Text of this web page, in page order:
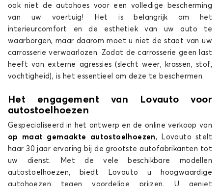
MULTIPLA
Stoelhoezen voor FIAT MULTIPLA
PANDA
ook niet de autohoes voor een volledige bescherming
van uw voertuig! Het is belangrijk om het
interieurcomfort en de esthetiek van uw auto te
waarborgen, maar daarom moet u niet de staat van uw
carrosserie verwaarlozen. Zodat de carrosserie geen last
heeft van externe agressies (slecht weer, krassen, stof,
vochtigheid), is het essentieel om deze te beschermen.
Het engagement van Lovauto voor
autostoelhoezen
Gespecialiseerd in het ontwerp en de online verkoop van
op maat gemaakte autostoelhoezen, Lovauto stelt
haar 30 jaar ervaring bij de grootste autofabrikanten tot
uw dienst. Met de vele beschikbare modellen
autostoelhoezen, biedt Lovauto u hoogwaardige
autohoezen tegen voordelige prijzen. U geniet